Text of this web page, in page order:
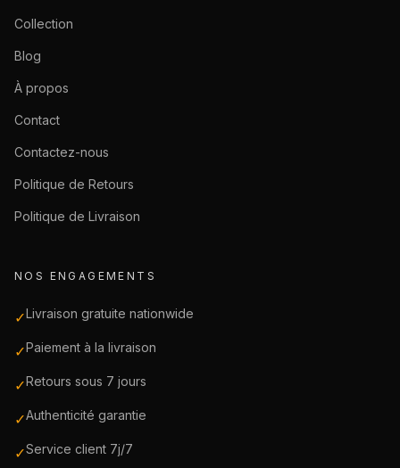
Collection
Blog
À propos
Contact
Contactez-nous
Politique de Retours
Politique de Livraison
NOS ENGAGEMENTS
✓Livraison gratuite nationwide
✓Paiement à la livraison
✓Retours sous 7 jours
✓Authenticité garantie
✓Service client 7j/7